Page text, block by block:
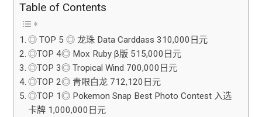
Table of Contents
◎ TOP 5 ◎ 龙珠 Data Carddass 310,000日元
◎TOP 4◎ Mox Ruby β版 515,000日元
◎TOP 3◎ Tropical Wind 700,000日元
◎TOP 2◎ 青眼白龙 712,120日元
◎TOP 1◎ Pokemon Snap Best Photo Contest 入选
卡牌 1,000,000日元